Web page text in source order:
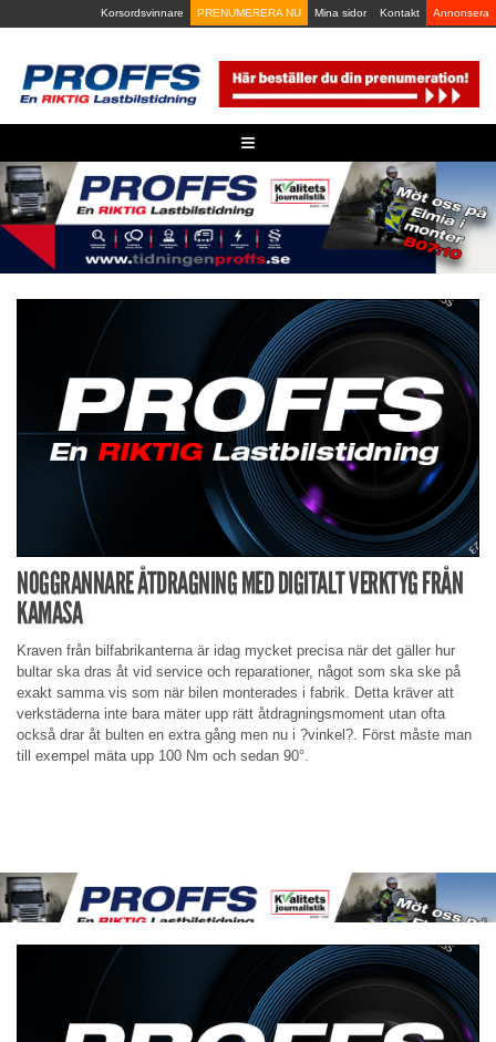
to
Korsordsvinnare PRENUMERERA NU Mina sidor Kontakt Annonsera
≡
NOGGRANNARE ÅTDRAGNING MED DIGITALT VERKTYG FRÅN
KAMASA
Kraven från bilfabrikanterna är idag mycket precisa när det gäller hur
bultar ska dras åt vid service och reparationer, något som ska ske på
exakt samma vis som när bilen monterades i fabrik. Detta kräver att
verkstäderna inte bara mäter upp rätt åtdragningsmoment utan ofta
också drar åt bulten en extra gång men nu i ?vinkel?. Först måste man
till exempel mäta upp 100 Nm och sedan 90°.